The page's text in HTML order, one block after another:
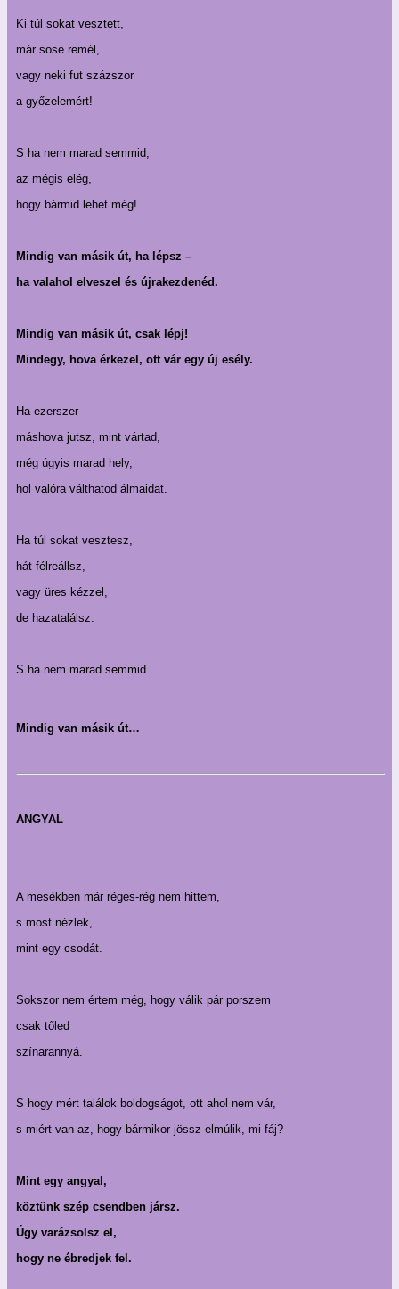
Ki túl sokat vesztett,
már sose remél,
vagy neki fut százszor
a győzelemért!
S ha nem marad semmid,
az mégis elég,
hogy bármid lehet még!
Mindig van másik út, ha lépsz –
ha valahol elveszel és újrakezdenéd.
Mindig van másik út, csak lépj!
Mindegy, hova érkezel, ott vár egy új esély.
Ha ezerszer
máshova jutsz, mint vártad,
még úgyis marad hely,
hol valóra válthatod álmaidat.
Ha túl sokat vesztesz,
hát félreállsz,
vagy üres kézzel,
de hazatalálsz.
S ha nem marad semmid…
Mindig van másik út…
ANGYAL
A mesékben már réges-rég nem hittem,
s most nézlek,
mint egy csodát.
Sokszor nem értem még, hogy válik pár porszem
csak tőled
színarannyá.
S hogy mért találok boldogságot, ott ahol nem vár,
s miért van az, hogy bármikor jössz elmúlik, mi fáj?
Mint egy angyal,
köztünk szép csendben jársz.
Úgy varázsolsz el,
hogy ne ébredjek fel.